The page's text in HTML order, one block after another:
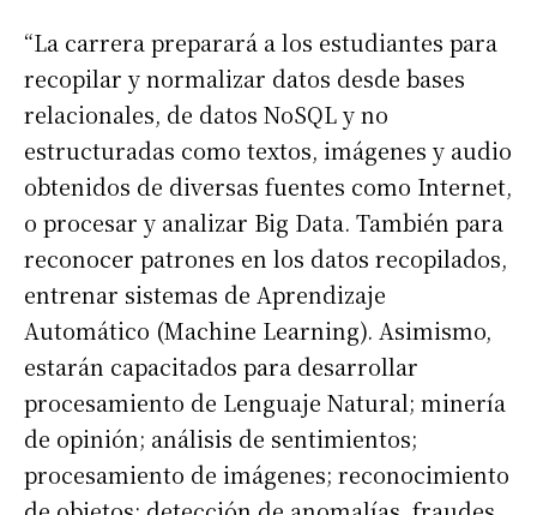
“La carrera preparará a los estudiantes para
recopilar y normalizar datos desde bases
relacionales, de datos NoSQL y no
estructuradas como textos, imágenes y audio
obtenidos de diversas fuentes como Internet,
o procesar y analizar Big Data. También para
reconocer patrones en los datos recopilados,
entrenar sistemas de Aprendizaje
Automático (Machine Learning). Asimismo,
estarán capacitados para desarrollar
procesamiento de Lenguaje Natural; minería
de opinión; análisis de sentimientos;
procesamiento de imágenes; reconocimiento